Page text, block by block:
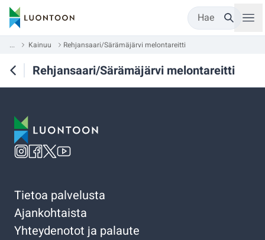
Hae
... Kainuu Rehjansaari/Särämäjärvi melontareitti
Rehjansaari/Särämäjärvi melontareitti
Tietoa palvelusta
Ajankohtaista
Yhteydenotot ja palaute